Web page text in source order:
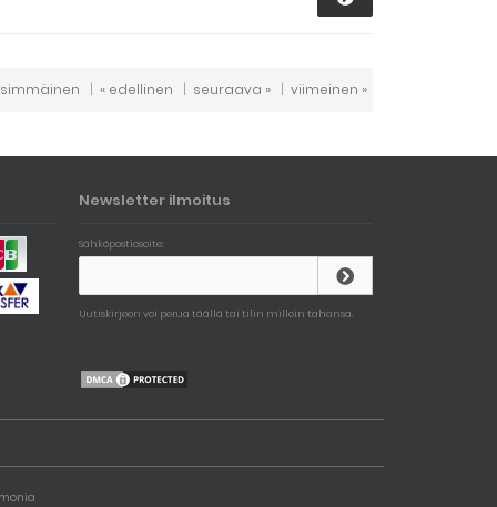
| « edellinen | seuraava » | viimeinen »
Newsletter ilmoitus
Sähköpostiosoite:
Uutiskirjeen voi perua täällä tai tilin milloin tahansa.